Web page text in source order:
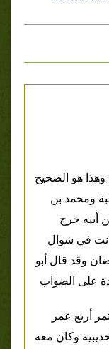
هو الصحيح
ومحمد بن
أبيه خرج
في شوال
وقد قال أبو
على الصواب
أربع عمر
وكان معه